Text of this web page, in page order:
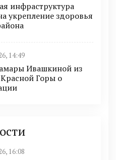
инфраструктура
укрепление здоровья
14:49
Ивашкиной из
Горы о
16:08